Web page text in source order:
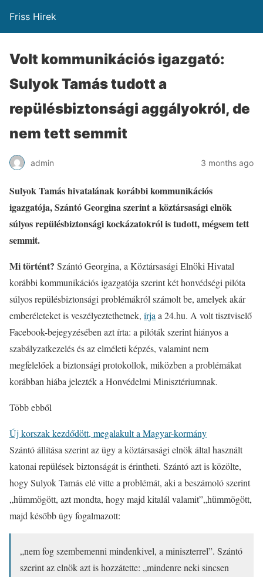
Friss Hirek
Volt kommunikációs igazgató:
Sulyok Tamás tudott a
repülésbiztonsági aggályokról, de
nem tett semmit
admin 3 months ago
Sulyok Tamás hivatalának korábbi kommunikációs
igazgatója, Szántó Georgina szerint a köztársasági elnök
súlyos repülésbiztonsági kockázatokról is tudott, mégsem tett
semmit.
Mi történt? Szántó Georgina, a Köztársasági Elnöki Hivatal
korábbi kommunikációs igazgatója szerint két honvédségi pilóta
súlyos repülésbiztonsági problémákról számolt be, amelyek akár
emberéleteket is veszélyeztethetnek, írja a 24.hu. A volt tisztviselő
Facebook-bejegyzésében azt írta: a pilóták szerint hiányos a
szabályzatkezelés és az elméleti képzés, valamint nem
megfelelőek a biztonsági protokollok, miközben a problémákat
korábban hiába jelezték a Honvédelmi Minisztériumnak.
Több ebből
Új korszak kezdődött, megalakult a Magyar-kormány
Szántó állítása szerint az ügy a köztársasági elnök által használt
katonai repülések biztonságát is érintheti. Szántó azt is közölte,
hogy Sulyok Tamás elé vitte a problémát, aki a beszámoló szerint
„hümmögött, azt mondta, hogy majd kitalál valamit”„hümmögött,
majd később úgy fogalmazott:
„nem fog szembemenni mindenkivel, a miniszterrel”. Szántó
szerint az elnök azt is hozzátette: „mindenre neki sincsen